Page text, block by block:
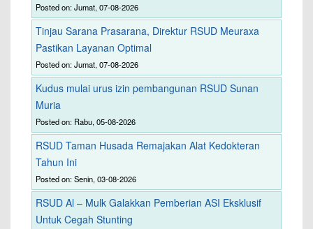
Posted on: Jumat, 07-08-2026
Tinjau Sarana Prasarana, Direktur RSUD Meuraxa
Pastikan Layanan Optimal
Posted on: Jumat, 07-08-2026
Kudus mulai urus izin pembangunan RSUD Sunan
Muria
Posted on: Rabu, 05-08-2026
RSUD Taman Husada Remajakan Alat Kedokteran
Tahun Ini
Posted on: Senin, 03-08-2026
RSUD Al – Mulk Galakkan Pemberian ASI Eksklusif
Untuk Cegah Stunting